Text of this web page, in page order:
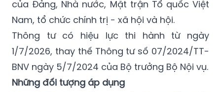
đối tượng hưởng lương, phụ cấp trong cơ
quan, tổ chức, đơn vị sự nghiệp công lập
của Đảng, Nhà nước, Mặt trận Tổ quốc Việt
Nam, tổ chức chính trị - xã hội và hội.
Thông tư có hiệu lực thi hành từ ngày
1/7/2026, thay thế Thông tư số 07/2024/TT-